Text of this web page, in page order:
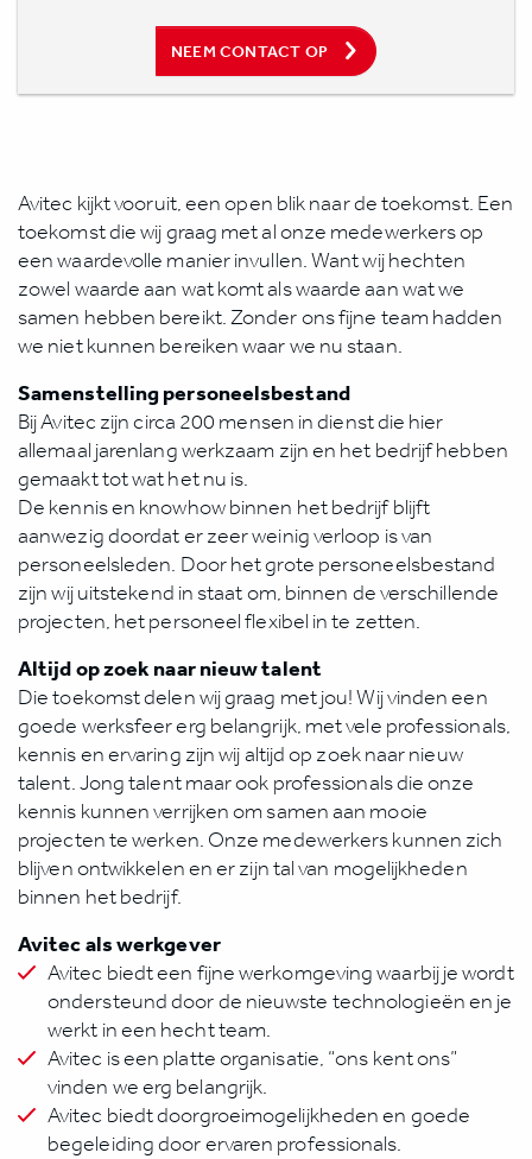
NEEM CONTACT OP
Avitec kijkt vooruit, een open blik naar de toekomst. Een
toekomst die wij graag met al onze medewerkers op
een waardevolle manier invullen. Want wij hechten
zowel waarde aan wat komt als waarde aan wat we
samen hebben bereikt. Zonder ons fijne team hadden
we niet kunnen bereiken waar we nu staan.
Samenstelling personeelsbestand
Bij Avitec zijn circa 200 mensen in dienst die hier
allemaal jarenlang werkzaam zijn en het bedrijf hebben
gemaakt tot wat het nu is.
De kennis en knowhow binnen het bedrijf blijft
aanwezig doordat er zeer weinig verloop is van
personeelsleden. Door het grote personeelsbestand
zijn wij uitstekend in staat om, binnen de verschillende
projecten, het personeel flexibel in te zetten.
Altijd op zoek naar nieuw talent
Die toekomst delen wij graag met jou! Wij vinden een
goede werksfeer erg belangrijk, met vele professionals,
kennis en ervaring zijn wij altijd op zoek naar nieuw
talent. Jong talent maar ook professionals die onze
kennis kunnen verrijken om samen aan mooie
projecten te werken. Onze medewerkers kunnen zich
blijven ontwikkelen en er zijn tal van mogelijkheden
binnen het bedrijf.
Avitec als werkgever
Avitec biedt een fijne werkomgeving waarbij je wordt
ondersteund door de nieuwste technologieën en je
werkt in een hecht team.
Avitec is een platte organisatie, “ons kent ons”
vinden we erg belangrijk.
Avitec biedt doorgroeimogelijkheden en goede
begeleiding door ervaren professionals.